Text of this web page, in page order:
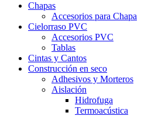
Chapas
Accesorios para Chapa
Cielorraso PVC
Accesorios PVC
Tablas
Cintas y Cantos
Construcción en seco
Adhesivos y Morteros
Aislación
Hidrofuga
Termoacústica